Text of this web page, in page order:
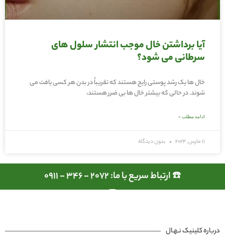
آیا برداشتن خال موجب انتشار سلول های
سرطانی می شود؟
خال ها یک رشد پوستی رایج هستند که تقریباً در بدن هر کسی یافت می
شوند. در حالی که بیشتر خال ها بی ضرر هستند،
ادامه مطلب »
11 مارس, 2024 بدون دیدگاه
☎️ ارتباط سریع با ما: 2072 - 346 - 0911
درباره کلینیک نـهـال